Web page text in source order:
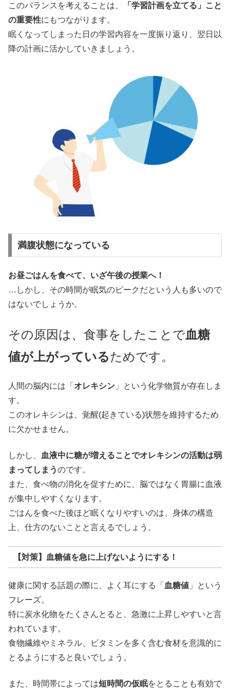
このバランスを考えることは、
「学習計画を立てる」こと
の重要性にもつながります。
眠くなってしまった日の学習内容を一度振り返り、翌日以
降の計画に活かしていきましょう。
満腹状態になっている
お昼ごはんを食べて、いざ午後の授業へ！
…しかし、その時間が眠気のピークだという人も多いので
はないでしょうか。
その原因は、食事をしたことで血糖
値が上がっているためです。
人間の脳内には「 オレキシン 」という化学物質が存在しま
す。
このオレキシンは、覚醒(起きている)状態を維持するため
に欠かせません。
しかし、
血液中に糖が増えることでオレキシンの活動は弱
まってしまうのです。
また、食べ物の消化を促すために、脳ではなく胃腸に血液
が集中しやすくなります。
ごはんを食べた後ほど眠くなりやすいのは、身体の構造
上、仕方のないことと言えるでしょう。
【対策】血糖値を急に上げないようにする！
健康に関する話題の際に、よく耳にする「 血糖値 」という
フレーズ。
特に炭水化物をたくさんとると、急激に上昇しやすいと言
われています。
食物繊維やミネラル、ビタミンを多く含む食材を意識的に
とるようにすると良いでしょう。
また、時間帯によっては短時間の仮眠をとることも有効で